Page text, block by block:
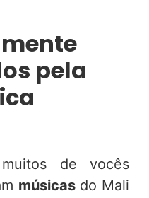
pela
de vocês
músicasdo Mali